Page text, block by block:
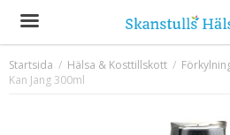
Startsida / Hälsa & Kosttillskott /
Kan Jang 300ml